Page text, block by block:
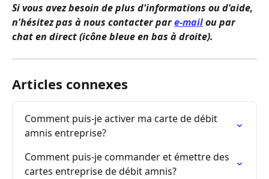
Si vous avez besoin de plus d'informations ou d'aide,
n'hésitez pas à nous contacter par e-mail ou par
chat en direct (icône bleue en bas à droite).
Articles connexes
Comment puis-je activer ma carte de débit
amnis entreprise?
Comment puis-je commander et émettre des
cartes entreprise de débit amnis?